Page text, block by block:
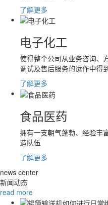
了解更多
电子化工
使得整个公司从业务咨询、
调试及售后服务的运作中得
了解更多
食品医药
拥有一支朝气蓬勃、经验丰
造队伍
了解更多
news center
新闻动态
read more